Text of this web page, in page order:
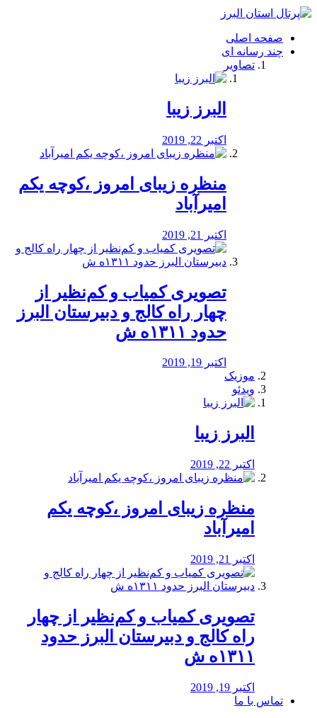
فصد
شرق
تهران
خشکشویی
صفحه اصلی
چند رسانه ای
تصاویر
البرز زیبا
اکتبر 22, 2019
منظره‌‌ زیبای امروز ،کوچه یکم
امیرآباد
اکتبر 21, 2019
️تصویری کمیاب و کم‌نظیر از
چهار راه كالج و دبيرستان البرز
حدود ۱۳۱۱ه ش
اکتبر 19, 2019
موزیک
ویدئو
البرز زیبا
اکتبر 22, 2019
منظره‌‌ زیبای امروز ،کوچه یکم
امیرآباد
اکتبر 21, 2019
️تصویری کمیاب و کم‌نظیر از چهار
راه كالج و دبيرستان البرز حدود
۱۳۱۱ه ش
اکتبر 19, 2019
تماس با ما